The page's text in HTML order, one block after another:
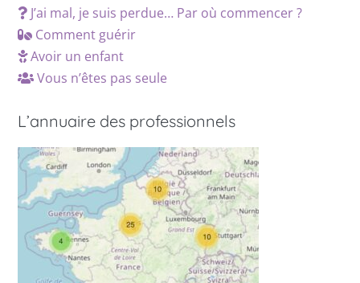
J’ai mal, je suis perdue… Par où commencer ?
Comment guérir
Avoir un enfant
Vous n’êtes pas seule
L’annuaire des professionnels